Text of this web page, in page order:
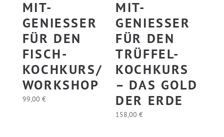
MIT-
GENIESSER F
ÜR DEN F
ISCH-K
OCHKURS/W
ORKSHOP
99,00 €
MIT-
GENIESSER F
ÜR DEN T
RÜFFEL-K
OCHKURS –
DAS GOLD D
ER ERDE
158,00€